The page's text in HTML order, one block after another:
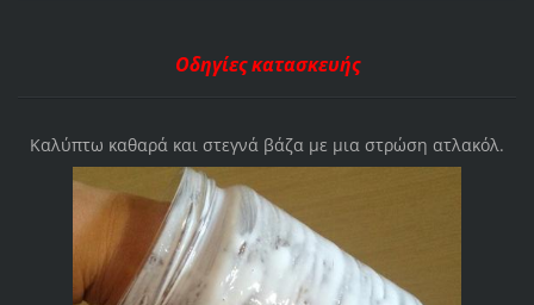
Οδηγίες κατασκευής
Καλύπτω καθαρά και στεγνά βάζα με μια στρώση ατλακόλ.